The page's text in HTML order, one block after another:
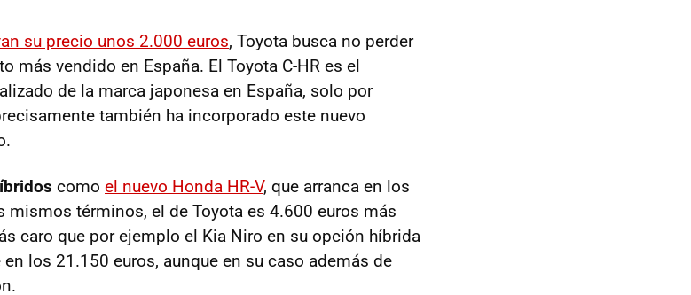
su precio unos 2.000 euros, Toyota busca no perder
más vendido en España. El Toyota C-HR es el
de la marca japonesa en España, solo por
también ha incorporado este nuevo
como el nuevo Honda HR-V, que arranca en los
mismos términos, el de Toyota es 4.600 euros más
caro que por ejemplo el Kia Niro en su opción híbrida
los 21.150 euros, aunque en su caso además de